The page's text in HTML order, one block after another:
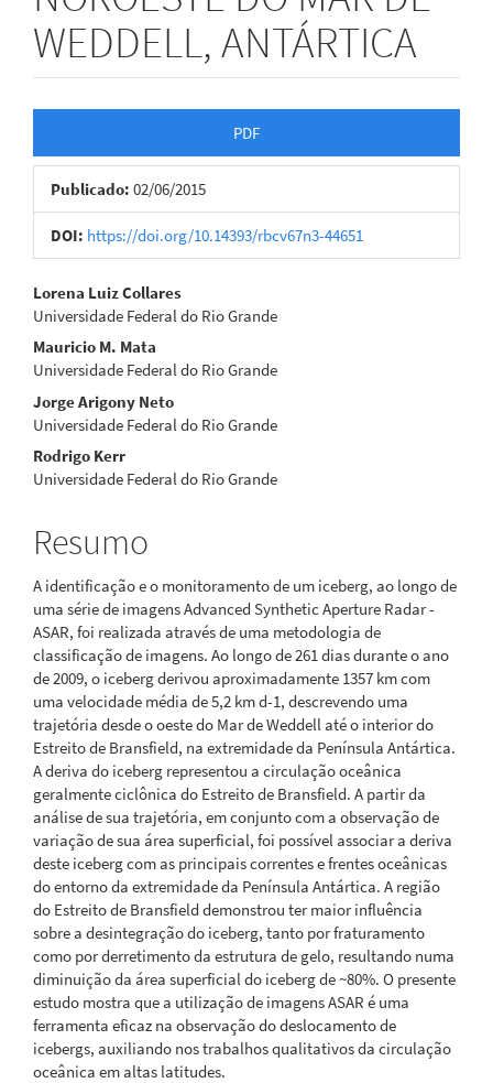
WEDDELL, ANTÁRTICA
lateral
de
artigos
PDF
Publicado: 02/06/2015
DOI: https://doi.org/10.14393/rbcv67n3-44651
Conteúdo
do
artigo
principal
Lorena Luiz Collares
Universidade Federal do Rio Grande
Mauricio M. Mata
Universidade Federal do Rio Grande
Jorge Arigony Neto
Universidade Federal do Rio Grande
Rodrigo Kerr
Universidade Federal do Rio Grande
Resumo
A identificação e o monitoramento de um iceberg, ao longo de
uma série de imagens Advanced Synthetic Aperture Radar -
ASAR, foi realizada através de uma metodologia de
classificação de imagens. Ao longo de 261 dias durante o ano
de 2009, o iceberg derivou aproximadamente 1357 km com
uma velocidade média de 5,2 km d-1, descrevendo uma
trajetória desde o oeste do Mar de Weddell até o interior do
Estreito de Bransfield, na extremidade da Península Antártica.
A deriva do iceberg representou a circulação oceânica
geralmente ciclônica do Estreito de Bransfield. A partir da
análise de sua trajetória, em conjunto com a observação de
variação de sua área superficial, foi possível associar a deriva
deste iceberg com as principais correntes e frentes oceânicas
do entorno da extremidade da Península Antártica. A região
do Estreito de Bransfield demonstrou ter maior influência
sobre a desintegração do iceberg, tanto por fraturamento
como por derretimento da estrutura de gelo, resultando numa
diminuição da área superficial do iceberg de ~80%. O presente
estudo mostra que a utilização de imagens ASAR é uma
ferramenta eficaz na observação do deslocamento de
icebergs, auxiliando nos trabalhos qualitativos da circulação
oceânica em altas latitudes.